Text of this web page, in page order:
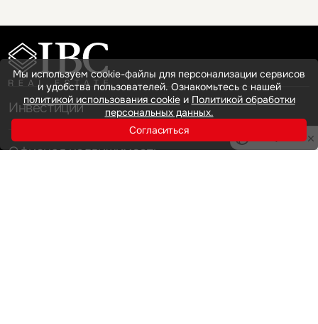
Инвестиции
Офисная недвижимость
Мы используем cookie-файлы для персонализации сервисов
и удобства пользователей. Ознакомьтесь с нашей
политикой использования cookieи Политикой обработки
персональных данных.
Согласиться